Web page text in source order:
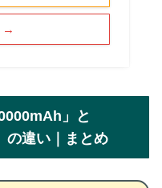
→
」と
の違い｜まとめ